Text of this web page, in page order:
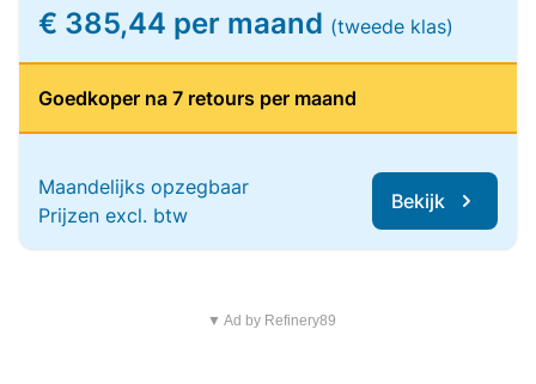
€ 385,44 per maand (tweede klas)
Goedkoper na 7 retours per maand
Maandelijks opzegbaar
Prijzen excl. btw
Bekijk
▼ Ad by Refinery89